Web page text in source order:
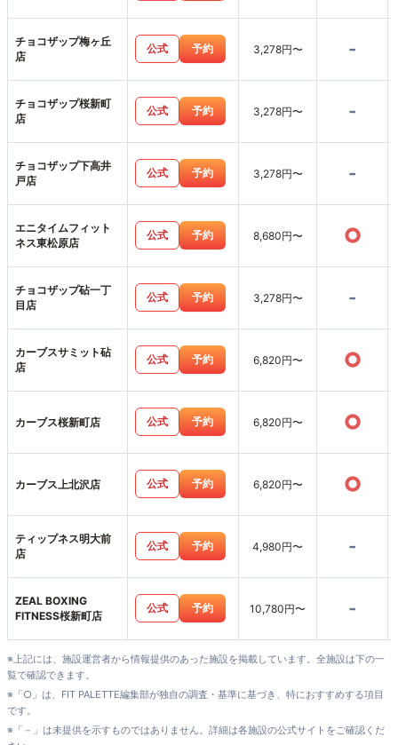
チョコザップ梅ヶ丘
店
公式 予約 3,278円〜 -
チョコザップ桜新町
店
公式 予約 3,278円〜 -
チョコザップ下高井
戸店
公式 予約 3,278円〜 -
エニタイムフィット
ネス東松原店
公式 予約 8,680円〜 ○
チョコザップ砧一丁
目店
公式 予約 3,278円〜 -
カーブスサミット砧
店
公式 予約 6,820円〜 ○
カーブス桜新町店 公式 予約 6,820円〜 ○
カーブス上北沢店 公式 予約 6,820円〜 ○
ティップネス明大前
店
公式 予約 4,980円〜 -
ZEAL BOXING
FITNESS桜新町店
公式 予約 10,780円〜 -
※上記には、施設運営者から情報提供のあった施設を掲載しています。全施設は下の一
覧で確認できます。
※「○」は、FIT PALETTE編集部が独自の調査・基準に基づき、特におすすめする項目
です。
※「－」は未提供を示すものではありません。詳細は各施設の公式サイトをご確認くだ